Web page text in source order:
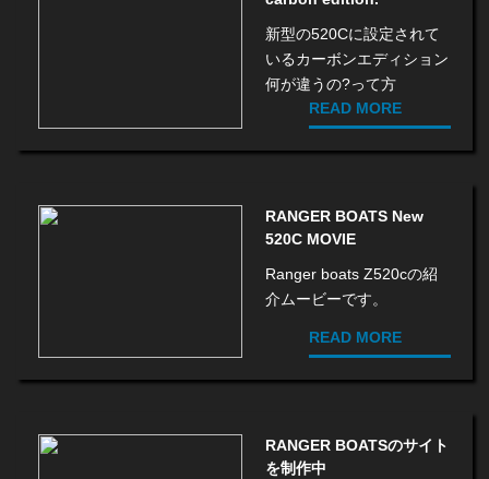
新型の520Cに設定されて
いるカーボンエディション
何が違うの?って方
READ MORE
RANGER BOATS New
520C MOVIE
Ranger boats Z520cの紹
介ムービーです。
READ MORE
RANGER BOATSのサイト
を制作中